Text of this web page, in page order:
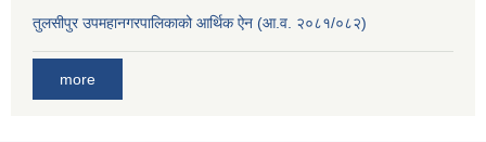
तुलसीपुर उपमहानगरपालिकाको आर्थिक ऐन (आ.व. २०८१/०८२)
more